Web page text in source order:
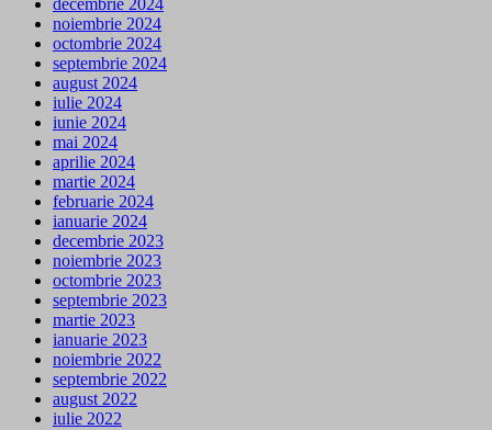
noiembrie 2024
octombrie 2024
septembrie 2024
august 2024
iulie 2024
iunie 2024
mai 2024
aprilie 2024
martie 2024
februarie 2024
ianuarie 2024
decembrie 2023
noiembrie 2023
octombrie 2023
septembrie 2023
martie 2023
ianuarie 2023
noiembrie 2022
septembrie 2022
august 2022
iulie 2022